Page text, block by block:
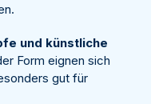
und künstliche
Form eignen sich
gut für